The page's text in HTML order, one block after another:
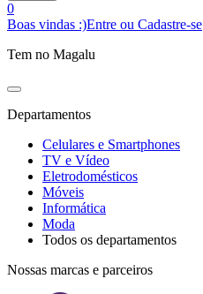
0
Boas vindas :)Entre ou Cadastre-se
Tem no Magalu
Departamentos
Celulares e Smartphones
TV e Vídeo
Eletrodomésticos
Móveis
Informática
Moda
Todos os departamentos
Nossas marcas e parceiros